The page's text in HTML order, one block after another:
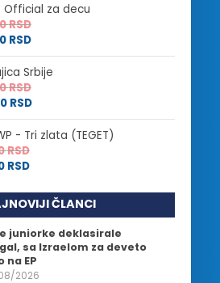
Official za decu
RSD
RSD
Srbije
RSD
RSD
- Tri zlata (TEGET)
RSD
RSD
ČLANCI
juniorke deklasirale
sa Izraelom za deveto
na EP
2026